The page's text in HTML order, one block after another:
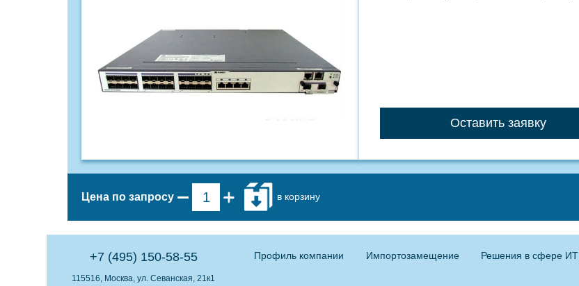
Оставить заявку
Цена по запросу в корзину
+7 (495) 150-58-55
115516, Москва, ул. Севанская, 21к1
Профиль компании Импортозамещение Решения в сфере ИТ